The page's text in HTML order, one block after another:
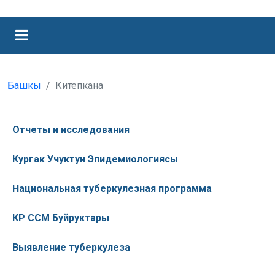
Башкы Китепкана
Отчеты и исследования
Кургак Учуктун Эпидемиологиясы
Национальная туберкулезная программа
КР ССМ Буйруктары
Выявление туберкулеза